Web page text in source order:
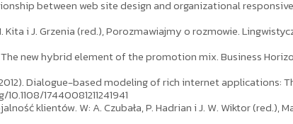
between web site design and organizational
i J. Grzenia (red.), Porozmawiajmy o rozmowie.
new hybrid element of the promotion mix. Business
Dialogue-based modeling of rich internet applications:
17440081211241941
klientów. W: A. Czubała, P. Hadrian i J. W. Wiktor